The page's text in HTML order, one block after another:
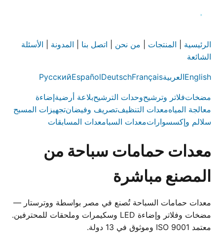
الرئيسية المنتجات من نحن اتصل بنا المدونة
الأسئلة
الشائعة
EnglishالعربيةFrançais
Deutsch
Español
Русский
مضخاتفلاتر وترشيحوحدات الترشيحبلاعة أرضيةإضاءة
معالجة المياهمعدات التنظيفتصريف وفيضانتجهيزات المسبح
سلالم وإكسسواراتمعدات السبامعدات المسابقات
معدات حمامات سباحة من
المصنع مباشرة
معدات حمامات السباحة تُصنع في مصر بواسطة ووترستار —
مضخات وفلاتر وإضاءة LED وسكيمرات وملحقات للمحترفين.
معتمد ISO 9001 وموثوق في 13 دولة.